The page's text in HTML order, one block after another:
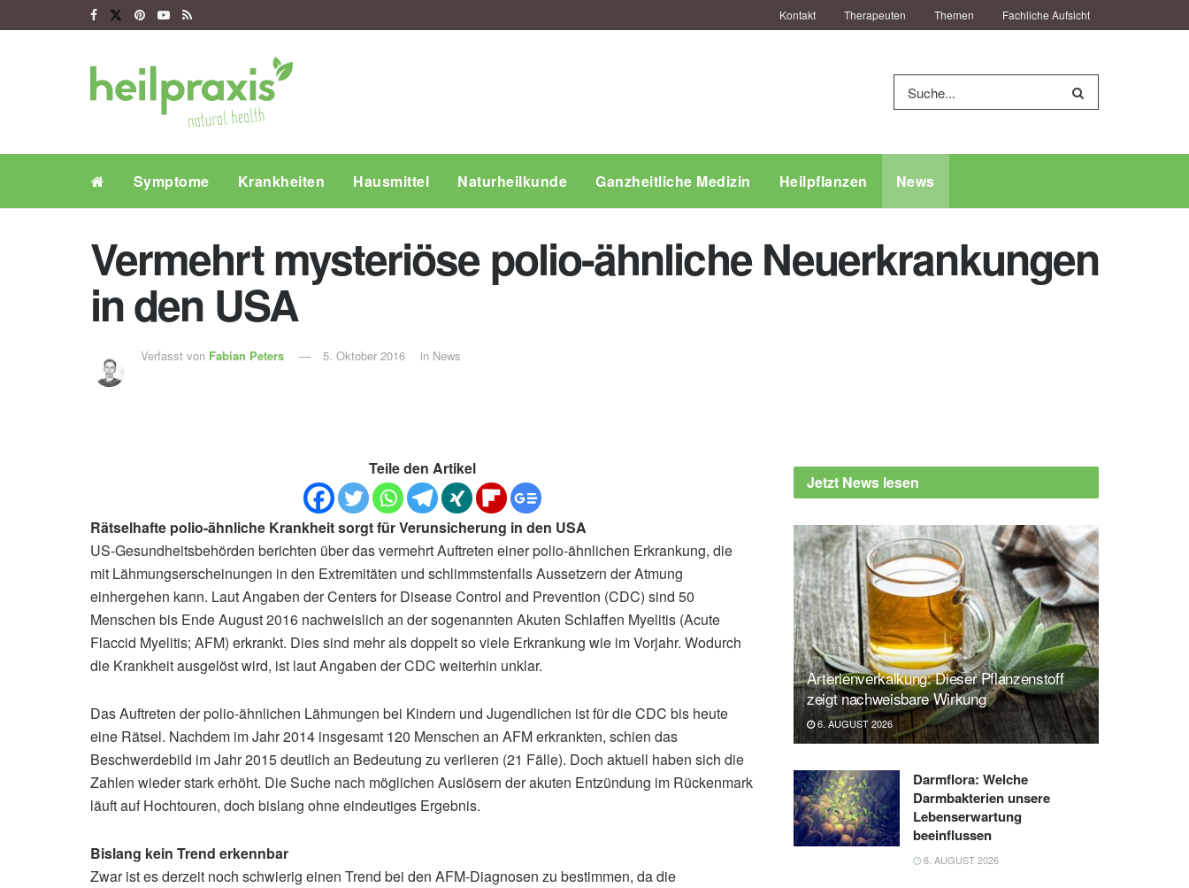
Kontakt Therapeuten Themen Fachliche Aufsicht
Symptome Krankheiten Hausmittel Naturheilkunde Ganzheitliche Medizin Heilpflanzen News
Vermehrt mysteriöse polio-ähnliche Neuerkrankungen
in den USA
Verfasst von Fabian Peters 5. Oktober 2016 in News
Teile den Artikel
Rätselhafte polio-ähnliche Krankheit sorgt für Verunsicherung in den USA
US-Gesundheitsbehörden berichten über das vermehrt Auftreten einer polio-ähnlichen Erkrankung, die
mit Lähmungserscheinungen in den Extremitäten und schlimmstenfalls Aussetzern der Atmung
einhergehen kann. Laut Angaben der Centers for Disease Control and Prevention (CDC) sind 50
Menschen bis Ende August 2016 nachweislich an der sogenannten Akuten Schlaffen Myelitis (Acute
Flaccid Myelitis; AFM) erkrankt. Dies sind mehr als doppelt so viele Erkrankung wie im Vorjahr. Wodurch
die Krankheit ausgelöst wird, ist laut Angaben der CDC weiterhin unklar.
Das Auftreten der polio-ähnlichen Lähmungen bei Kindern und Jugendlichen ist für die CDC bis heute
eine Rätsel. Nachdem im Jahr 2014 insgesamt 120 Menschen an AFM erkrankten, schien das
Beschwerdebild im Jahr 2015 deutlich an Bedeutung zu verlieren (21 Fälle). Doch aktuell haben sich die
Zahlen wieder stark erhöht. Die Suche nach möglichen Auslösern der akuten Entzündung im Rückenmark
läuft auf Hochtouren, doch bislang ohne eindeutiges Ergebnis.
Bislang kein Trend erkennbar
Zwar ist es derzeit noch schwierig einen Trend bei den AFM-Diagnosen zu bestimmen, da die
Jetzt News lesen
Arterienverkalkung: Dieser Pflanzenstoff
zeigt nachweisbare Wirkung
6. AUGUST 2026
Darmflora: Welche
Darmbakterien unsere
Lebenserwartung
beeinflussen
6. AUGUST 2026